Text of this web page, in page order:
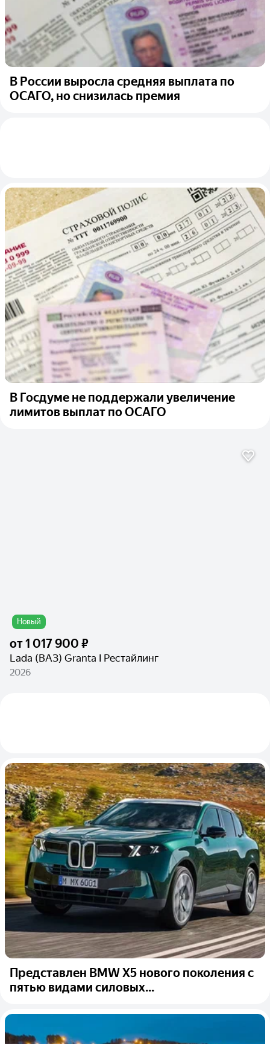
В России выросла средняя выплата по
ОСАГО, но снизилась премия
В Госдуме не поддержали увеличение
лимитов выплат по ОСАГО
Новый
от1 017 900 ₽
Lada (ВАЗ) Granta I Рестайлинг
2026
Представлен BMW X5 нового поколения с
пятью видами силовых...